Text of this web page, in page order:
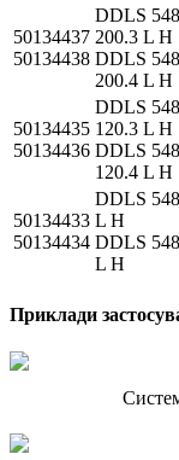
50134437
50134438
DDLS
200.3 L H
DDLS
200.4 L H
50134435
50134436
DDLS
120.3 L H
DDLS
120.4 L H
50134433
50134434
DDLS
L H
DDLS
L H
Приклади